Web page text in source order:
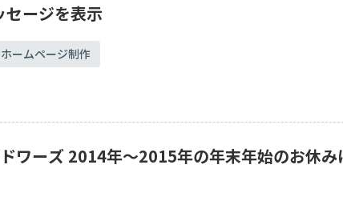
セージを表示
ホームページ制作
ワーズ 2014年～2015年の年末年始のお休み